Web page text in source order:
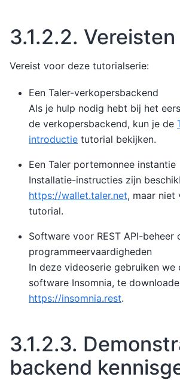
3.1.2.2. Vereisten
Vereist voor deze tutorialserie:
Een Taler-verkopersbackend
Als je hulp nodig hebt bij het
de verkopersbackend, kun je de
introductie tutorial bekijken.
Een Taler portemonnee instantie
Installatie-instructies zijn
https://wallet.taler.net, maar niet
tutorial.
Software voor REST API-beheer
programmeervaardigheden
In deze videoserie gebruiken we
software Insomnia, te
https://insomnia.rest.
3.1.2.3.
backend